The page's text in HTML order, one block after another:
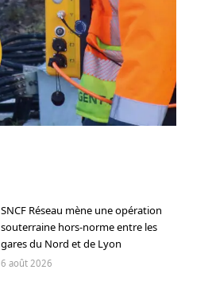
SNCF Réseau mène une opération
souterraine hors-norme entre les
gares du Nord et de Lyon
6 août 2026